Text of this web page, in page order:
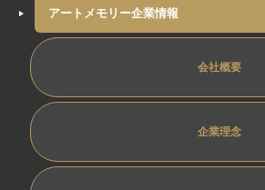
アートメモリー企業情報
会社概要
企業理念